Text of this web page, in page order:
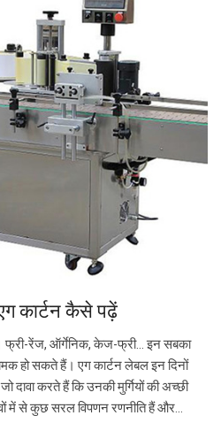
कार्टन कैसे पढ़ें
फ्री-रेंज, ऑर्गेनिक, केज-फ्री… इन सबका
हो सकते हैं। एग कार्टन लेबल इन दिनों
दावा करते हैं कि उनकी मुर्गियों की अच्छी
में से कुछ सरल विपणन रणनीति हैं और…